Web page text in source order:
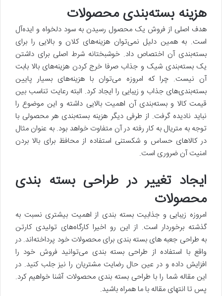
هزینه بسته‌بندی محصولات
هدف اصلی از فروش یک محصول رسیدن به سود دلخواه و ایده‌آل
است. به همین دلیل نمی‌توان هزینه‌های کلان و بالایی را برای
بسته‌بندی آن اختصاص داد. خوشبختانه شرط اصلی برای داشتن
یک بسته‌بندی شیک و جذاب صرفا خرج کردن هزینه‌های بالا بابت
آن نیست. چرا که امروزه می‌توان با هزینه‌های بسیار پایین
بسته‌بندی‌های جذاب و زیبایی را ایجاد کرد. البته رعایت تناسب بین
قیمت کالا و بسته‌بندی آن اهمیت بالایی داشته و این موضوع را
نباید نادیده گرفت. از طرفی دیگر هزینه بسته‌بندی هر محصولی با
توجه به متریال به کار رفته در آن متفاوت خواهد بود. به عنوان مثال
در کالاهای حساس و شکستنی استفاده از محافظ برای بالا بردن
امنیت آن ضروری است.
ایجاد تغییر در طراحی بسته بندی
محصولات
امروزه زیبایی و جذابیت بسته‌ بندی از اهمیت بیشتری نسبت به
گذشته برخوردار است. از این رو اخیرا کارگاه‌های تولیدی کارتن
به طراحی جعبه‌ های بسته‌ بندی برای محصولات خود پرداخته‌اند. در
واقع با استفاده از طراحی بسته‌ بندی می‌توانید فروش خود را
افزایش داده و در عین حال رضایت مشتریان را نیز جلب کنید. در
این مقاله شما را با طراحی بسته ‌بندی محصولات آشنا خواهیم کرد.
پس تا انتهای مقاله با ما همراه باشید.